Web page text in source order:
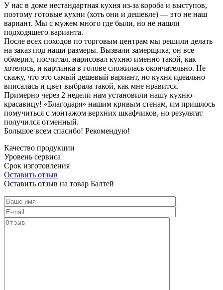
У нас в доме нестандартная кухня из-за короба и выступов,
поэтому готовые кухни (хоть они и дешевле) — это не наш
вариант. Мы с мужем много где были, но не нашли
подходящего варианта.
После всех походов по торговым центрам мы решили делать
на заказ под наши размеры. Вызвали замерщика, он все
обмерил, посчитал, нарисовал кухню именно такой, как
хотелось, и картинка в голове сложилась окончательно. Не
скажу, что это самый дешевый вариант, но кухня идеально
вписалась и цвет выбрала такой, как мне нравится.
Примерно через 2 недели нам установили нашу кухню-
красавицу! «Благодаря» нашим кривым стенам, им пришлось
помучиться с монтажом верхних шкафчиков, но результат
получился отменный.
Большое всем спасибо! Рекомендую!
Качество продукции
Уровень сервиса
Срок изготовления
Оставить отзыв
Оставить отзыв на товар Балтей